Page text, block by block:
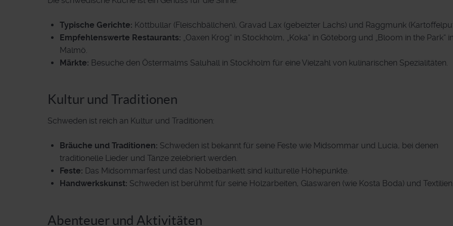
Typische Gerichte: Köttbullar (Fleischbällchen), Gravad Lax (gebeizter Lachs) und Raggmunk
Empfehlenswerte Restaurants: „Oaxen Krog“ in Stockholm, „Koka“ in Göteborg und „Bloom in the Park“ in
Malmö.
Märkte: Besuche den Östermalms Saluhall in Stockholm für eine Vielzahl von kulinarischen Spezialitäten.
Kultur und Traditionen
Schweden ist reich an Kultur und Traditionen:
Bräuche und Traditionen: Schweden ist bekannt für seine Feste wie Midsommar und Lucia, bei denen
traditionelle Lieder und Tänze zelebriert werden.
Feste: Das Midsommarfest und das Nobelbankett sind kulturelle Höhepunkte.
Handwerkskunst: Schweden ist berühmt für seine Holzarbeiten, Glaswaren (wie Kosta Boda) und Textilien.
Abenteuer und Aktivitäten